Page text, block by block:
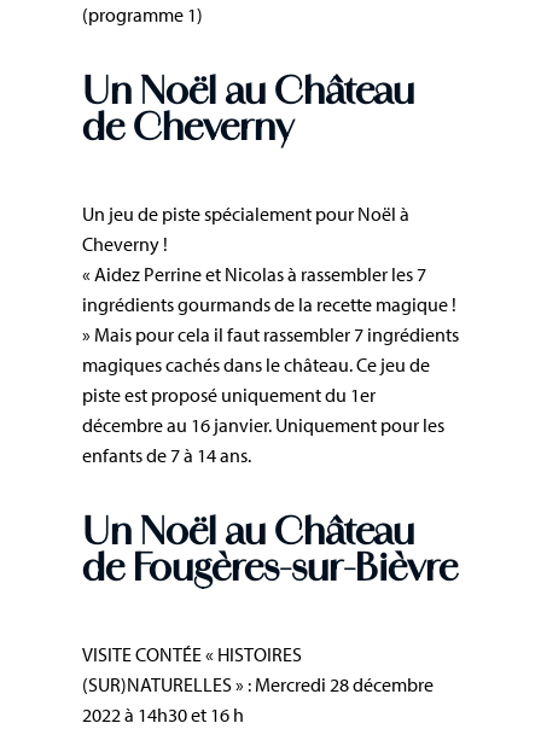
(programme 1)
Un Noël au Château
de Cheverny
Un jeu de piste spécialement pour Noël à
Cheverny !
« Aidez Perrine et Nicolas à rassembler les 7
ingrédients gourmands de la recette magique !
» Mais pour cela il faut rassembler 7 ingrédients
magiques cachés dans le château. Ce jeu de
piste est proposé uniquement du 1er
décembre au 16 janvier. Uniquement pour les
enfants de 7 à 14 ans.
Un Noël au Château
de Fougères-sur-Bièvre
VISITE CONTÉE « HISTOIRES
(SUR)NATURELLES » : Mercredi 28 décembre
2022 à 14h30 et 16 h